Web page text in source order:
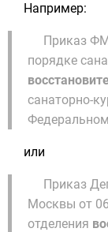
Например:
Приказ
порядке
санаторно-
или
Приказ
Москвы от
отделения